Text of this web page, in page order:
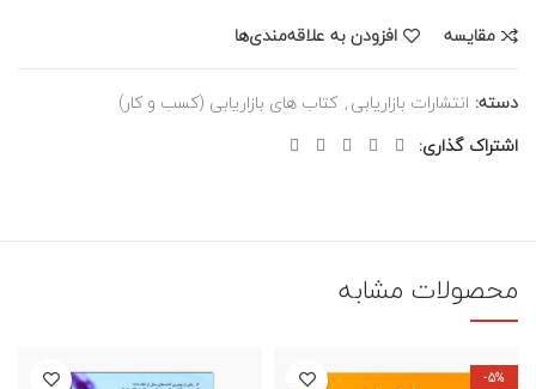
مقایسه افزودن به علاقه‌مندی‌ها
دسته: انتشارات بازاریابی, کتاب های بازاریابی (کسب و کار)
اشتراک گذاری
محصولات مشابه
-5%